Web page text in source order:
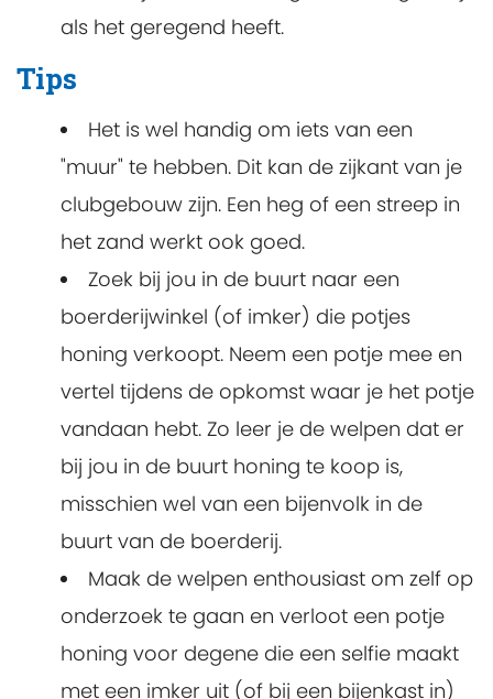
als het geregend heeft.
Tips
Het is wel handig om iets van een
"muur" te hebben. Dit kan de zijkant van je
clubgebouw zijn. Een heg of een streep in
het zand werkt ook goed.
Zoek bij jou in de buurt naar een
boerderijwinkel (of imker) die potjes
honing verkoopt. Neem een potje mee en
vertel tijdens de opkomst waar je het potje
vandaan hebt. Zo leer je de welpen dat er
bij jou in de buurt honing te koop is,
misschien wel van een bijenvolk in de
buurt van de boerderij.
Maak de welpen enthousiast om zelf op
onderzoek te gaan en verloot een potje
honing voor degene die een selfie maakt
met een imker uit (of bij een bijenkast in)